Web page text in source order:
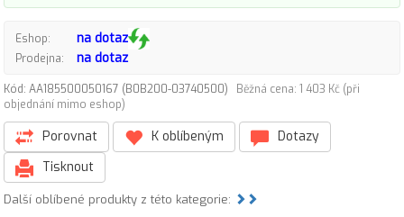
Eshop: na dotaz
Prodejna: na dotaz
Kód: AA185500050167 (B0B200-03740500)
Běžná cena: 1 403 Kč (při
objednání mimo eshop)
Porovnat K oblíbeným
Dotazy
Tisknout
Další oblíbené produkty z této kategorie: